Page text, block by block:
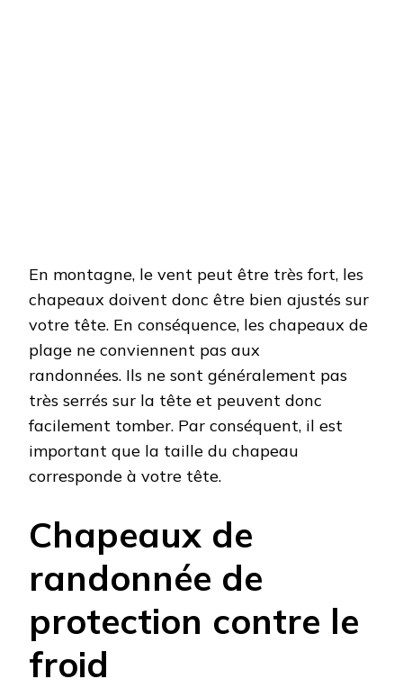
En montagne, le vent peut être très fort, les
chapeaux doivent donc être bien ajustés sur
votre tête. En conséquence, les chapeaux de
plage ne conviennent pas aux
randonnées. Ils ne sont généralement pas
très serrés sur la tête et peuvent donc
facilement tomber. Par conséquent, il est
important que la taille du chapeau
corresponde à votre tête.
Chapeaux de
randonnée de
protection contre le
froid